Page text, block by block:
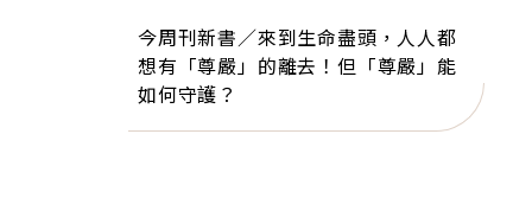
今周刊新書／來到生命盡頭，人人都
想有「尊嚴」的離去！但「尊嚴」能
如何守護？